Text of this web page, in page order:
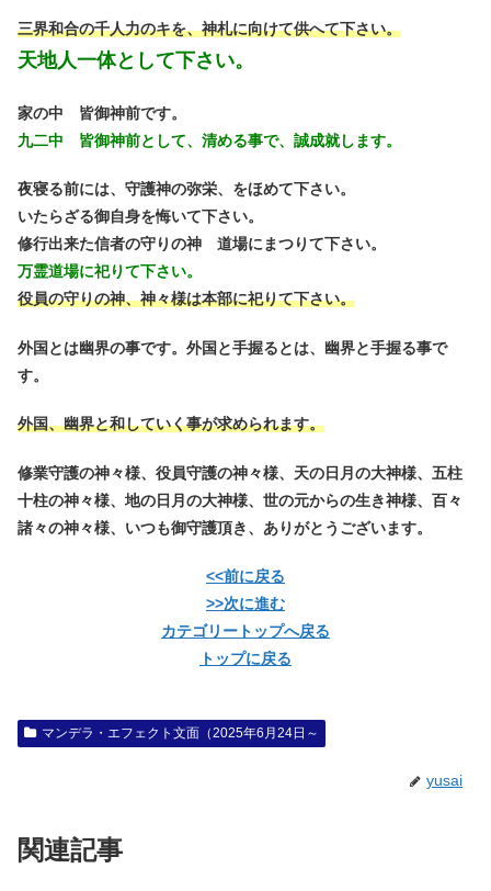
三界和合の千人力のキを、神札に向けて供へて下さい。
天地人一体として下さい。
家の中 皆御神前です。
九二中 皆御神前として、清める事で、誠成就します。
夜寝る前には、守護神の弥栄、をほめて下さい。
いたらざる御自身を悔いて下さい。
修行出来た信者の守りの神 道場にまつりて下さい。
万霊道場に祀りて下さい。
役員の守りの神、神々様は本部に祀りて下さい。
外国とは幽界の事です。外国と手握るとは、幽界と手握る事で
す。
外国、幽界と和していく事が求められます。
修業守護の神々様、役員守護の神々様、天の日月の大神様、五柱
十柱の神々様、地の日月の大神様、世の元からの生き神様、百々
諸々の神々様、いつも御守護頂き、ありがとうございます。
<<前に戻る
>>次に進む
カテゴリートップへ戻る
トップに戻る
マンデラ・エフェクト文面（2025年6月24日～
yusai
関連記事